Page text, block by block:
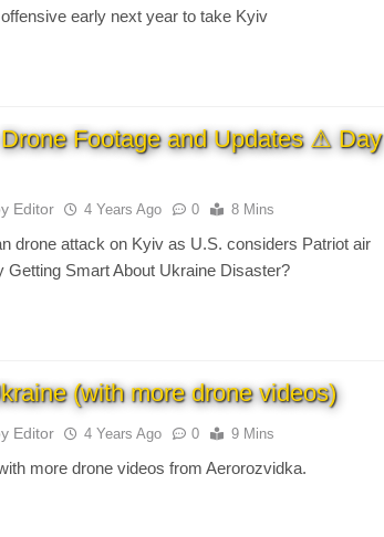
early next year to take Kyiv
Footage and Updates ⚠ Day
Editor 4 Years Ago 0 8 Mins
drone attack on Kyiv as U.S. considers Patriot air
Getting Smart About Ukraine Disaster?
(with more drone videos)
Editor 4 Years Ago 0 9 Mins
more drone videos from Aerorozvidka.